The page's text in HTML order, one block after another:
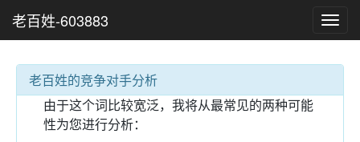
老百姓-603883
老百姓的竞争对手分析
由于这个词比较宽泛，我将从最常见的两种可能
性为您进行分析：